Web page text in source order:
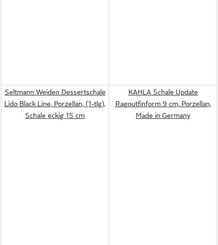
Seltmann Weiden Dessertschale
Lido Black Line, Porzellan, (1-tlg),
Schale eckig 15 cm
KAHLA Schale Update
Ragoutfinform 9 cm, Porzellan,
Made in Germany